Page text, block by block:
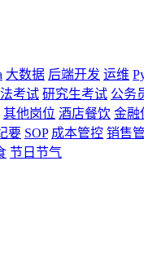
大数据 后端开发 运维
考试 研究生考试 公务
其他岗位 酒店餐饮 金融
要 SOP 成本管控 销售
节日节气